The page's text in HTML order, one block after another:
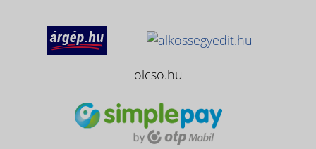
olcso.hu